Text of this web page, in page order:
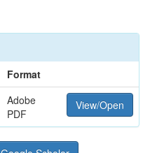
Format
Adobe
PDF
View/Open